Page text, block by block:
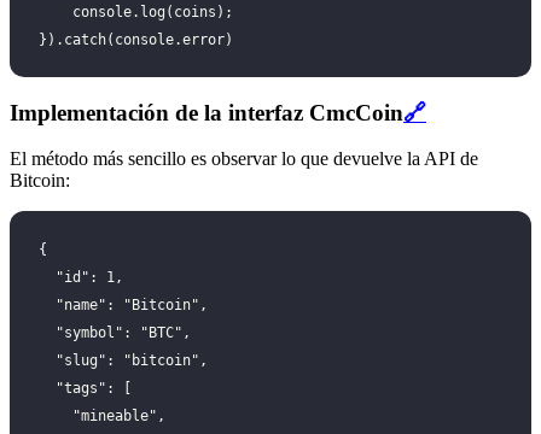
    console.log(coins);
}).catch(console.error)
Implementación de la interfaz CmcCoin🔗
El método más sencillo es observar lo que devuelve la API de
Bitcoin:
{
  "id": 1,
  "name": "Bitcoin",
  "symbol": "BTC",
  "slug": "bitcoin",
  "tags": [
    "mineable",